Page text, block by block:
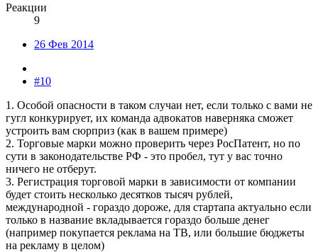
Реакции
9
26 Фев 2014
#10
1. Особой опасности в таком случаи нет, если только с вами не
гугл конкурирует, их команда адвокатов наверняка сможет
устроить вам сюрприз (как в вашем примере)
2. Торговые марки можно проверить через РосПатент, но по
сути в законодательстве РФ - это пробел, тут у вас точно
ничего не отберут.
3. Регистрация торговой марки в зависимости от компании
будет стоить несколько десятков тысяч рублей,
международной - гораздо дороже, для стартапа актуально если
только в название вкладывается гораздо больше денег
(например покупается реклама на ТВ, или большие бюджеты
на рекламу в целом)